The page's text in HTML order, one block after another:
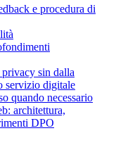
e procedura di
sin dalla
servizio digitale
quando necessario
architettura,
DPO